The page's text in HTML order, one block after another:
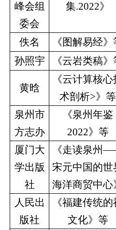
峰会组
委会
集.2022》
佚名 《图解易经》
孙照宇
《云岩类稿》
黄晗
《云计算核心
术剖析>》等
泉州市
方志办
《泉州年鉴
2022》等
厦门大
学出版
社
《走读泉州
宋元中国的世
海洋商贸中心
人民出
版社
《福建传统的
文化》等